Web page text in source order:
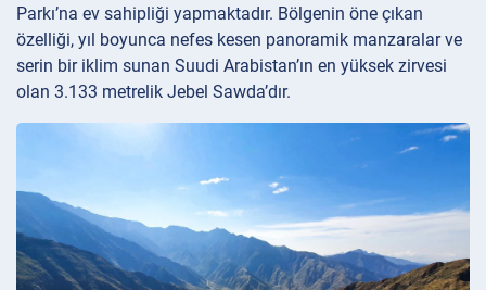
Parkı’na ev sahipliği yapmaktadır. Bölgenin öne çıkan
özelliği, yıl boyunca nefes kesen panoramik manzaralar ve
serin bir iklim sunan Suudi Arabistan’ın en yüksek zirvesi
olan 3.133 metrelik Jebel Sawda’dır.